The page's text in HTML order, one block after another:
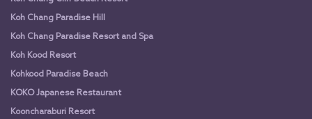
Koh Chang Paradise Hill
Koh Chang Paradise Resort and Spa
Koh Kood Resort
Kohkood Paradise Beach
KOKO Japanese Restaurant
Kooncharaburi Resort